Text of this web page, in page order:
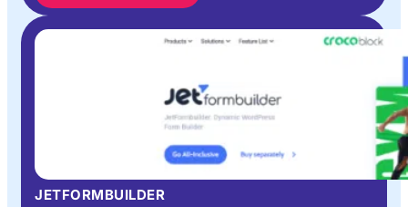
JETFORMBUILDER